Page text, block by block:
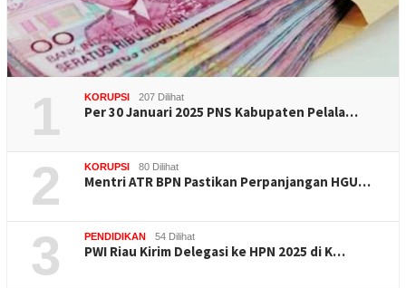
1 KORUPSI 207 Dilihat
Per 30 Januari 2025 PNS Kabupaten Pelala…
2 KORUPSI 80 Dilihat
Mentri ATR BPN Pastikan Perpanjangan HGU…
3 PENDIDIKAN 54 Dilihat
PWI Riau Kirim Delegasi ke HPN 2025 di K…